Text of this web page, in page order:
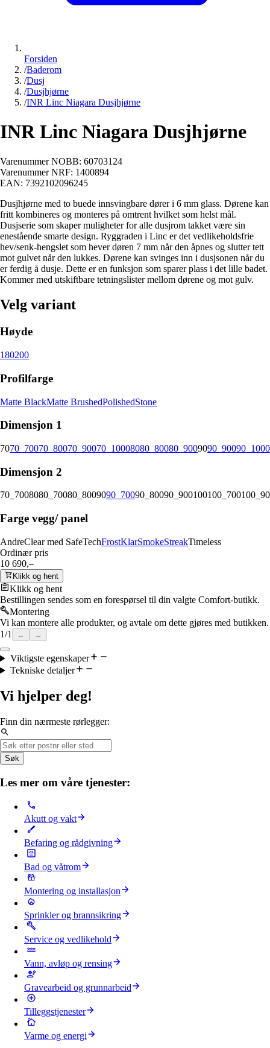
Forsiden
/Baderom
/Dusj
/Dusjhjørne
/INR Linc Niagara Dusjhjørne
INR Linc Niagara Dusjhjørne
Varenummer NOBB: 60703124
Varenummer NRF: 1400894
EAN: 7392102096245
Dusjhjørne med to buede innsvingbare dører i 6 mm glass. Dørene kan
fritt kombineres og monteres på omtrent hvilket som helst mål.
Dusjserie som skaper muligheter for alle dusjrom takket være sin
enestående smarte design. Ryggraden i Linc er det vedlikeholdsfrie
hev/senk-hengslet som hever døren 7 mm når den åpnes og slutter tett
mot gulvet når den lukkes. Dørene kan svinges inn i dusjsonen når du
er ferdig å dusje. Dette er en funksjon som sparer plass i det lille badet.
Kommer med utskiftbare tetningslister mellom dørene og mot gulv.
Velg variant
Høyde
180200
Profilfarge
Matte BlackMatte BrushedPolishedStone
Dimensjon 1
7070_70070_80070_90070_10008080_80080_9009090_90090_1000
Dimensjon 2
70_7008080_70080_8009090_70090_80090_900100100_700
Farge vegg/ panel
AndreClear med SafeTechFrostKlarSmokeStreakTimeless
Ordinær pris
10 690,–
Klikk og hent
Klikk og hent
Bestillingen sendes som en forespørsel til din valgte Comfort-butikk.
Montering
Vi kan montere alle produkter, og avtale om dette gjøres med butikken.
1/1 ← →
Viktigste egenskaper
Tekniske detaljer
Vi hjelper deg!
Finn din nærmeste rørlegger:
Søk
Les mer om våre tjenester:
Akutt og vakt
Befaring og rådgivning
Bad og våtrom
Montering og installasjon
Sprinkler og brannsikring
Service og vedlikehold
Vann, avløp og rensing
Gravearbeid og grunnarbeid
Tilleggstjenester
Varme og energi